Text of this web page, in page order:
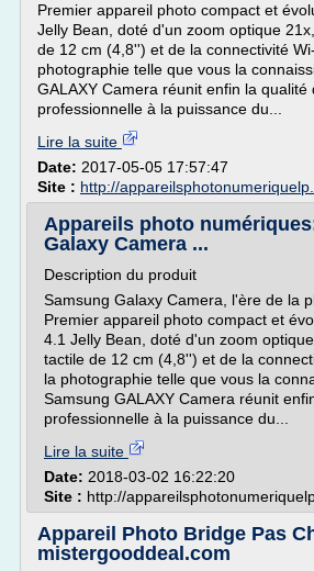
Premier appareil photo compact et
Jelly Bean, doté d'un zoom optique
de 12 cm (4,8'') et de la connectivité
photographie telle que vous la
GALAXY Camera réunit enfin la qualité
professionnelle à la puissance du...
Lire la suite
Date: 2017-05-05 17:57:47
Site : http://
Appareils photo
Galaxy Camera ...
Description du produit
Samsung Galaxy Camera, l'ère de la
Premier appareil photo compact et
4.1 Jelly Bean, doté d'un zoom
tactile de 12 cm (4,8'') et de la
la photographie telle que vous la
Samsung GALAXY Camera réunit
professionnelle à la puissance du...
Lire la suite
Date: 2018-03-02 16:22:20
Site : http://
Appareil Photo Bridge Pas
mistergooddeal.com